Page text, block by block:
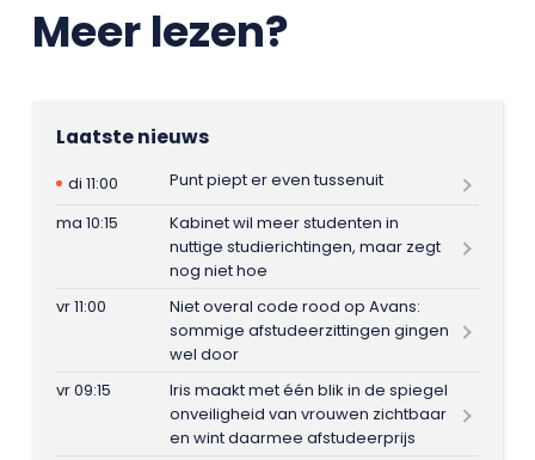
Meer lezen?
Laatste nieuws
di 11:00
Punt piept er even tussenuit
ma 10:15
Kabinet wil meer studenten in
nuttige studierichtingen, maar zegt
nog niet hoe
vr 11:00
Niet overal code rood op Avans:
sommige afstudeerzittingen gingen
wel door
vr 09:15
Iris maakt met één blik in de spiegel
onveiligheid van vrouwen zichtbaar
en wint daarmee afstudeerprijs